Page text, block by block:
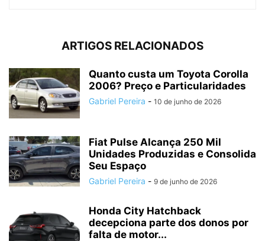
ARTIGOS RELACIONADOS
Quanto custa um Toyota Corolla
2006? Preço e Particularidades
Gabriel Pereira - 10 de junho de 2026
Fiat Pulse Alcança 250 Mil
Unidades Produzidas e Consolida
Seu Espaço
Gabriel Pereira - 9 de junho de 2026
Honda City Hatchback
decepciona parte dos donos por
falta de motor...